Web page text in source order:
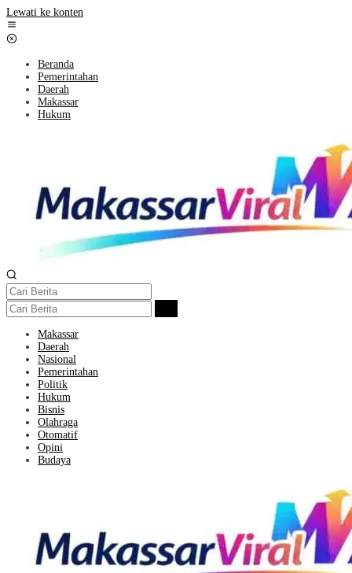
Lewati ke konten
Beranda
Pemerintahan
Daerah
Makassar
Hukum
Makassar
Daerah
Nasional
Pemerintahan
Politik
Hukum
Bisnis
Olahraga
Otomatif
Opini
Budaya